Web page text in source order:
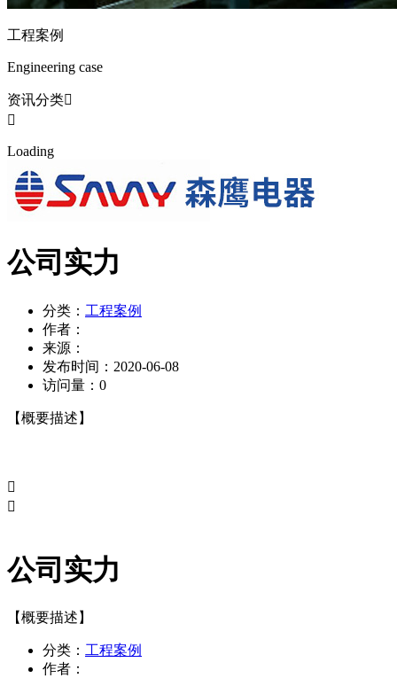
工程案例
Engineering case
资讯分类

Loading
公司实力
分类： 工程案例
作者：
来源：
发布时间： 2020-06-08
访问量： 0
【概要描述】


公司实力
【概要描述】
分类： 工程案例
作者：